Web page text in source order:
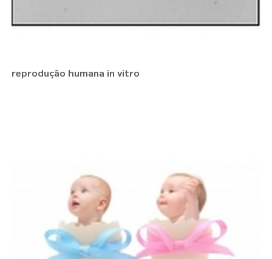
reprodução humana in vitro